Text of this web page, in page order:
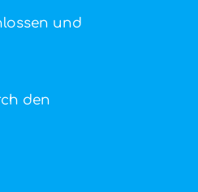
und
den